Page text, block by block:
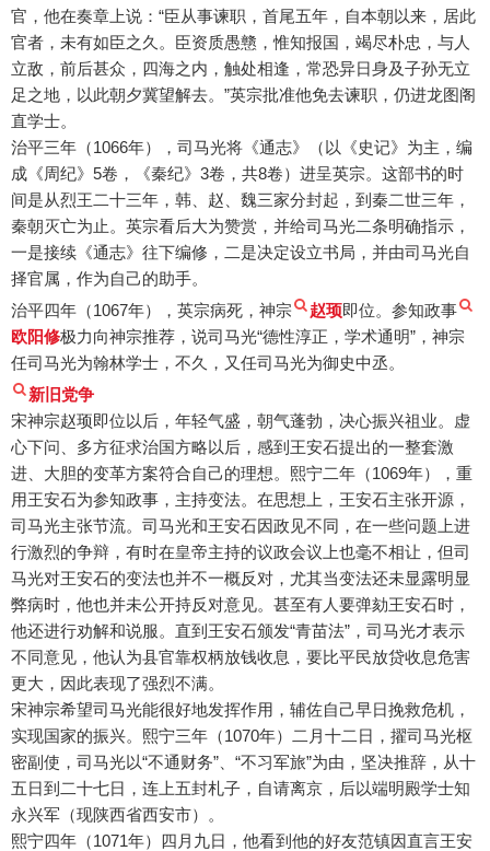
官，他在奏章上说：“臣从事谏职，首尾五年，自本朝以来，居此
官者，未有如臣之久。臣资质愚戆，惟知报国，竭尽朴忠，与人
立敌，前后甚众，四海之内，触处相逢，常恐异日身及子孙无立
足之地，以此朝夕冀望解去。”英宗批准他免去谏职，仍进龙图阁
直学士。
治平三年（1066年），司马光将《通志》（以《史记》为主，编
成《周纪》5卷，《秦纪》3卷，共8卷）进呈英宗。这部书的时
间是从烈王二十三年，韩、赵、魏三家分封起，到秦二世三年，
秦朝灭亡为止。英宗看后大为赞赏，并给司马光二条明确指示，
一是接续《通志》往下编修，二是决定设立书局，并由司马光自
择官属，作为自己的助手。
治平四年（1067年），英宗病死，神宗
赵顼即位。参知政事
欧阳修极力向神宗推荐，说司马光“德性淳正，学术通明”，神宗
任司马光为翰林学士，不久，又任司马光为御史中丞。
新旧党争
宋神宗赵顼即位以后，年轻气盛，朝气蓬勃，决心振兴祖业。虚
心下问、多方征求治国方略以后，感到王安石提出的一整套激
进、大胆的变革方案符合自己的理想。熙宁二年（1069年），重
用王安石为参知政事，主持变法。在思想上，王安石主张开源，
司马光主张节流。司马光和王安石因政见不同，在一些问题上进
行激烈的争辩，有时在皇帝主持的议政会议上也毫不相让，但司
马光对王安石的变法也并不一概反对，尤其当变法还未显露明显
弊病时，他也并未公开持反对意见。甚至有人要弹劾王安石时，
他还进行劝解和说服。直到王安石颁发“青苗法”，司马光才表示
不同意见，他认为县官靠权柄放钱收息，要比平民放贷收息危害
更大，因此表现了强烈不满。
宋神宗希望司马光能很好地发挥作用，辅佐自己早日挽救危机，
实现国家的振兴。熙宁三年（1070年）二月十二日，擢司马光枢
密副使，司马光以“不通财务”、“不习军旅”为由，坚决推辞，从十
五日到二十七日，连上五封札子，自请离京，后以端明殿学士知
永兴军（现陕西省西安市）。
熙宁四年（1071年）四月九日，他看到他的好友范镇因直言王安